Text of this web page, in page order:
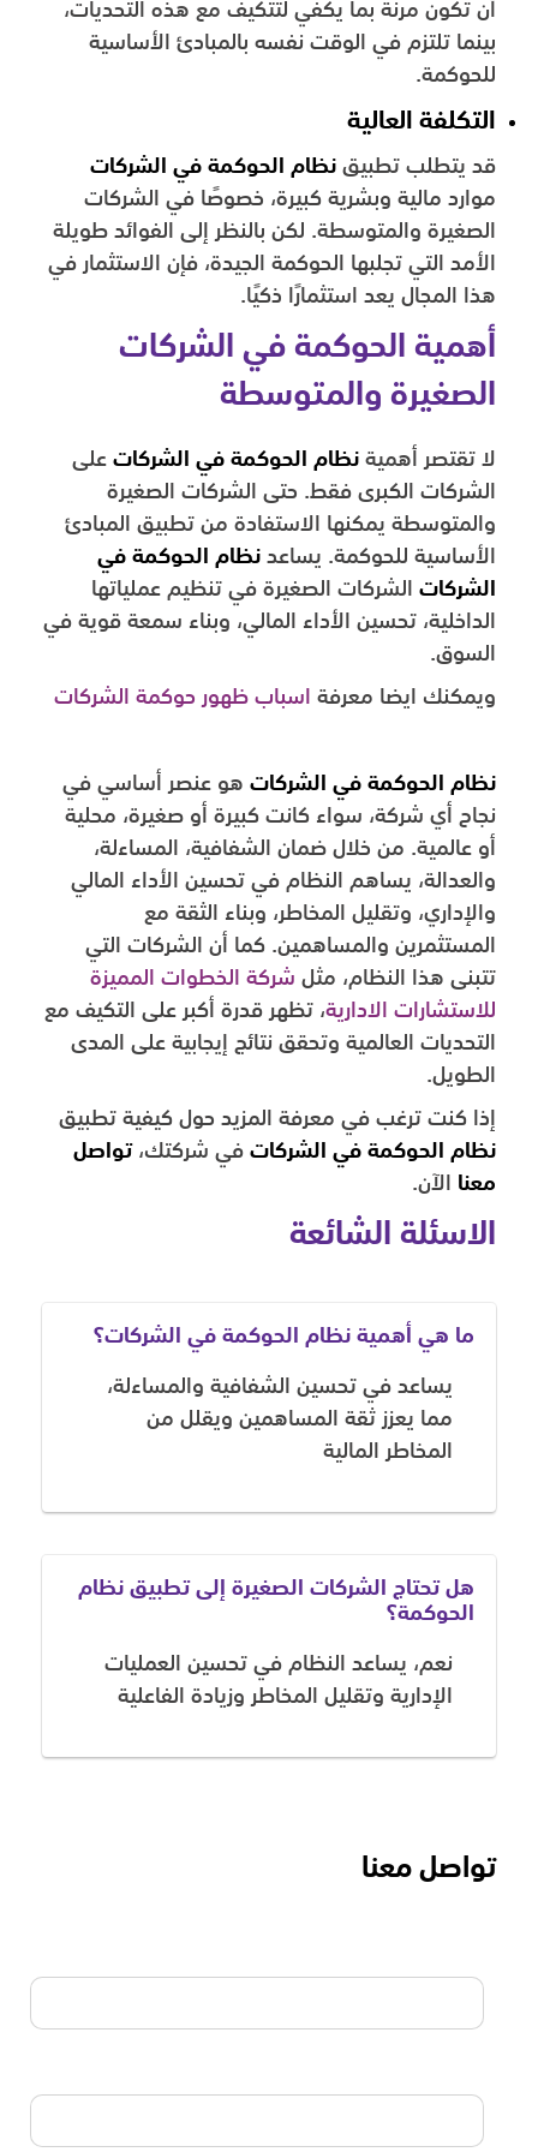
أن تكون مرنة بما يكفي لتتكيف مع هذه التحديات،
بينما تلتزم في الوقت نفسه بالمبادئ الأساسية
للحوكمة.
التكلفة العالية
قد يتطلب تطبيق نظام الحوكمة في الشركات
موارد مالية وبشرية كبيرة، خصوصًا في الشركات
الصغيرة والمتوسطة. لكن بالنظر إلى الفوائد طويلة
الأمد التي تجلبها الحوكمة الجيدة، فإن الاستثمار في
هذا المجال يعد استثمارًا ذكيًا.
أهمية الحوكمة في الشركات
الصغيرة والمتوسطة
لا تقتصر أهمية نظام الحوكمة في الشركات على
الشركات الكبرى فقط. حتى الشركات الصغيرة
والمتوسطة يمكنها الاستفادة من تطبيق المبادئ
الأساسية للحوكمة. يساعد نظام الحوكمة في
الشركات الشركات الصغيرة في تنظيم عملياتها
الداخلية، تحسين الأداء المالي، وبناء سمعة قوية في
السوق.
ويمكنك ايضا معرفة
اسباب ظهور حوكمة الشركات
نظام الحوكمة في الشركات هو عنصر أساسي في
نجاح أي شركة، سواء كانت كبيرة أو صغيرة، محلية
أو عالمية. من خلال ضمان الشفافية، المساءلة،
والعدالة، يساهم النظام في تحسين الأداء المالي
والإداري، وتقليل المخاطر، وبناء الثقة مع
المستثمرين والمساهمين. كما أن الشركات التي
تتبنى هذا النظام، مثل شركة الخطوات المميزة
للاستشارات الادارية، تظهر قدرة أكبر على التكيف مع
التحديات العالمية وتحقق نتائج إيجابية على المدى
الطويل.
إذا كنت ترغب في معرفة المزيد حول كيفية تطبيق
نظام الحوكمة في الشركات في شركتك،تواصل
معنا الآن.
الاسئلة الشائعة
ما هي أهمية نظام الحوكمة في الشركات؟
يساعد في تحسين الشفافية والمساءلة،
مما يعزز ثقة المساهمين ويقلل من
المخاطر المالية
هل تحتاج الشركات الصغيرة إلى تطبيق نظام
الحوكمة؟
نعم، يساعد النظام في تحسين العمليات
الإدارية وتقليل المخاطر وزيادة الفاعلية
تواصل معنا